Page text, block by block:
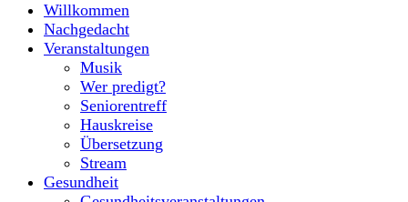
Willkommen
Nachgedacht
Veranstaltungen
Musik
Wer predigt?
Seniorentreff
Hauskreise
Übersetzung
Stream
Gesundheit